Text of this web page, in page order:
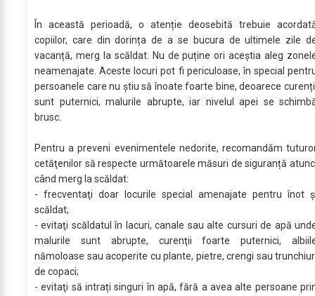
În această perioadă, o atenție deosebită trebuie
copiilor, care din dorința de a se bucura de ultimele zile
vacanță, merg la scăldat. Nu de puține ori aceștia aleg
neamenajate. Aceste locuri pot fi periculoase, în special
persoanele care nu știu să înoate foarte bine, deoarece
sunt puternici, malurile abrupte, iar nivelul apei se
brusc.
Pentru a preveni evenimentele nedorite, recomandăm
cetăţenilor să respecte următoarele măsuri de siguranță
când merg la scăldat:
- frecventaţi doar locurile special amenajate pentru înot
scăldat;
- evitaţi scăldatul în lacuri, canale sau alte cursuri de apă
malurile sunt abrupte, curenţii foarte puternici,
nămoloase sau acoperite cu plante, pietre, crengi sau
de copaci;
- evitaţi să intrați singuri în apă, fără a avea alte persoane